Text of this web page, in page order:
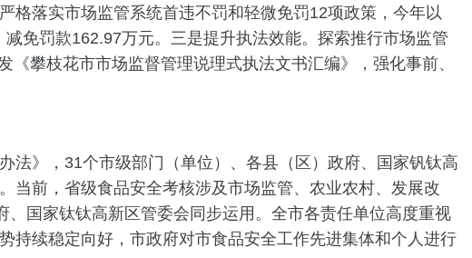
格落实市场监管系统首违不罚和轻微免罚12项政策，今年以
免罚款162.97万元。三是提升执法效能。探索推行市场监管
攀枝花市市场监督管理说理式执法文书汇编》，强化事前、
》，31个市级部门（单位）、各县（区）政府、国家钒钛高
当前，省级食品安全考核涉及市场监管、农业农村、发展改
国家钛钛高新区管委会同步运用。全市各责任单位高度重视
持续稳定向好，市政府对市食品安全工作先进集体和个人进行